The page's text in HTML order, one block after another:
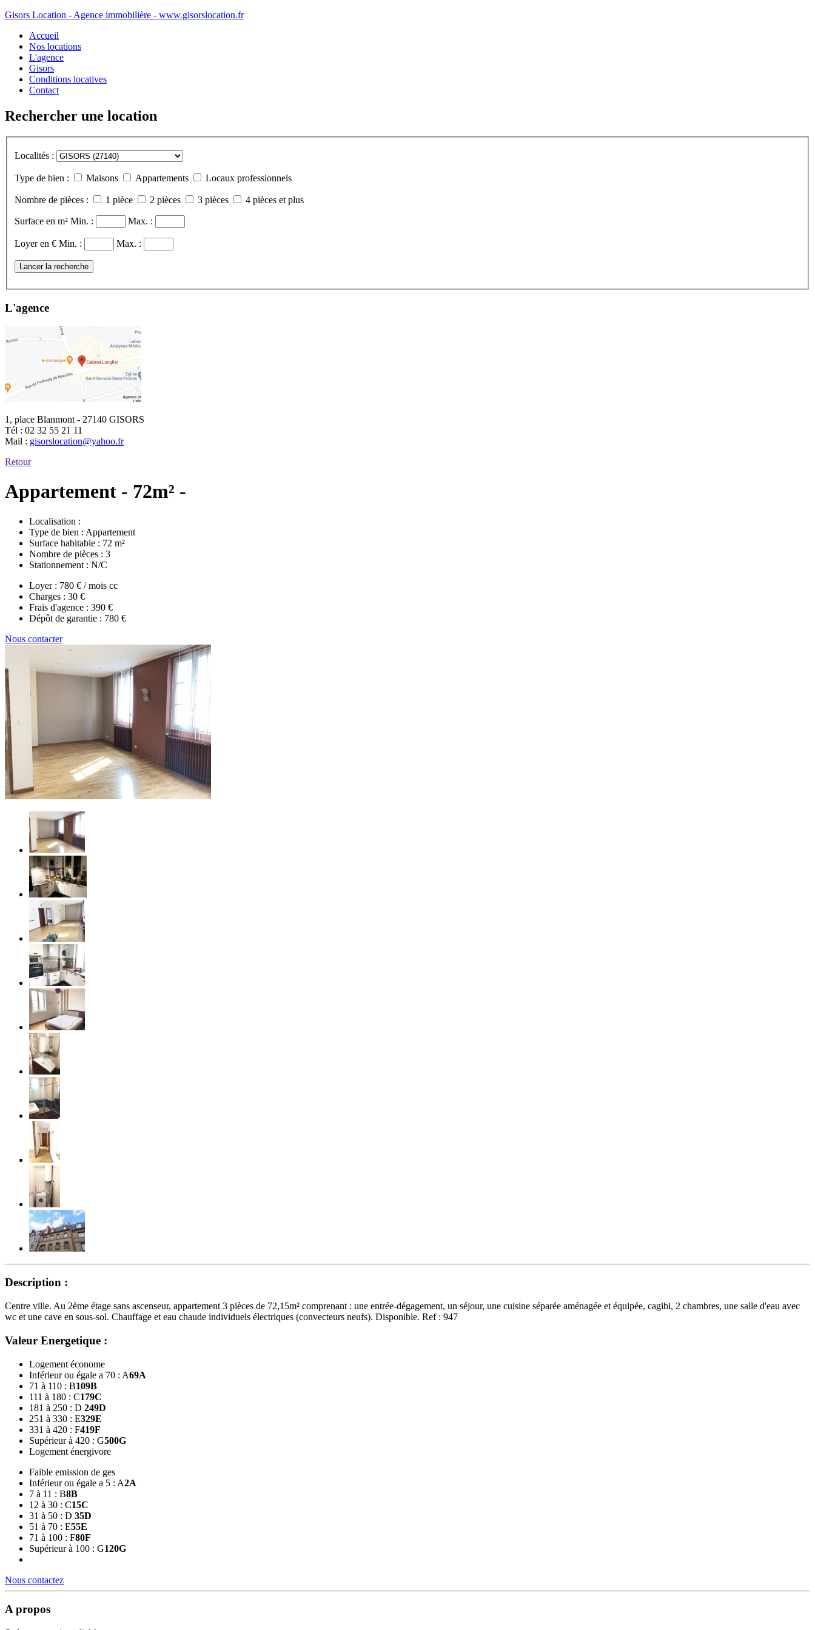
Gisors Location - Agence immobilière - www.gisorslocation.fr
Accueil
Nos locations
L'agence
Gisors
Conditions locatives
Contact
Rechercher une location
Localités :
Type de bien : Maisons Appartements Locaux professionnels
Nombre de pièces : 1 pièce 2 pièces 3 pièces 4 pièces et plus
Surface en m² Min. : Max. :
Loyer en € Min. : Max. :
Lancer la recherche
L'agence
1, place Blanmont - 27140 GISORS
Tél : 02 32 55 21 11
Mail : gisorslocation@yahoo.fr
Retour
Appartement - 72m² -
Localisation :
Type de bien : Appartement
Surface habitable : 72 m²
Nombre de pièces : 3
Stationnement : N/C
Loyer : 780 € / mois cc
Charges : 30 €
Frais d'agence : 390 €
Dépôt de garantie : 780 €
Nous contacter
Description :
Centre ville. Au 2ème étage sans ascenseur, appartement 3 pièces de 72,15m² comprenant : une entrée-dégagement, un séjour, une cuisine séparée aménagée et équipée, cagibi, 2 chambres, une salle d'eau avec
wc et une cave en sous-sol. Chauffage et eau chaude individuels électriques (convecteurs neufs). Disponible. Ref : 947
Valeur Energetique :
Logement économe
Inférieur ou égale a 70 : A69A
71 à 110 : B109B
111 à 180 : C179C
181 à 250 : D 249D
251 à 330 : E329E
331 à 420 : F419F
Supérieur à 420 : G500G
Logement énergivore
Faible emission de ges
Inférieur ou égale a 5 : A2A
7 à 11 : B8B
12 à 30 : C15C
31 à 50 : D 35D
51 à 70 : E55E
71 à 100 : F80F
Supérieur à 100 : G120G
Nous contactez
A propos